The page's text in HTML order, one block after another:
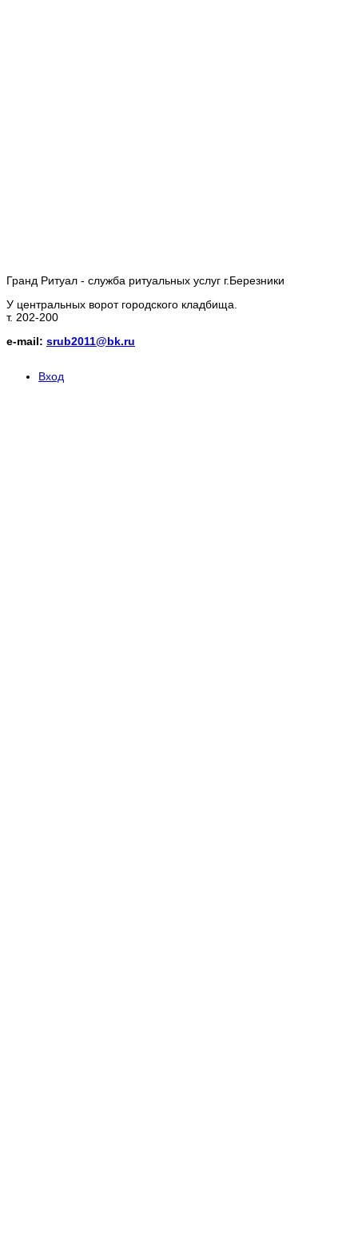
Гранд Ритуал - служба ритуальных услуг г.Березники
У центральных ворот городского кладбища.
т. 202-200
e-mail: srub2011@bk.ru
Вход